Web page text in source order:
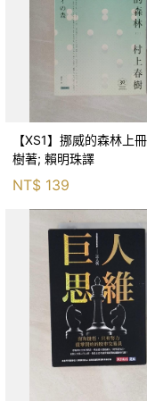
【XS1】挪威的森林上
樹著; 賴明珠譯
NT$ 139